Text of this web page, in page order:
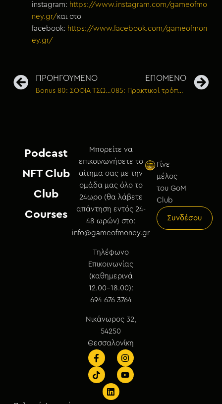
instagram: https://www.instagram.com/gameofmo
ney.gr/και στο
facebook: https://www.facebook.com/gameofmon
ey.gr/
ΠΡΟΗΓΟΥΜΕΝΟ
Bonus 80: ΣΟΦΙΑ ΤΣΩΛΗ – Πώς να πας την επιχείρησή σου στο επόμενο επίπεδο
ΕΠΟΜΕΝΟ
085: Πρακτικοί τρόποι για να αναπτύξεις το brand σου
Podcast
NFT Club
Club
Courses
Μπορείτε να
επικοινωνήσετε το
αίτημα σας με την
ομάδα μας όλο το
24ωρο (θα λάβετε
απάντηση εντός 24-
48 ωρών) στο:
info@gameofmoney.gr
Τηλέφωνο
Επικοινωνίας
(καθημερινά
12.00-18.00):
694 676 3764
Νικάνωρος 32,
54250
Θεσσαλονίκη
Γίνε
μέλος
του GoM
Club
Συνδέσου